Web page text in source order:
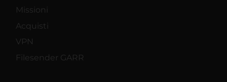
Missioni
Acquisti
VPN
Filesender GARR